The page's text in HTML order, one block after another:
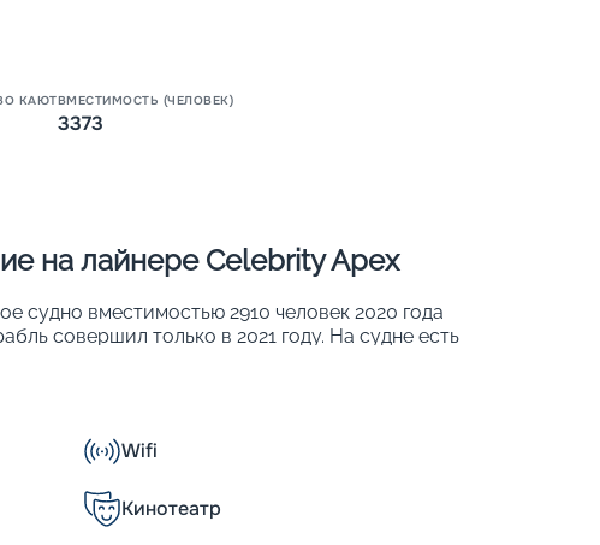
КАЮТВМЕСТИМОСТЬ (ЧЕЛОВЕК)
3373
на лайнере Celebrity Apex
судно вместимостью 2910 человек 2020 года
совершил только в 2021 году. На судне есть
29 ресторанов и кафе, 12 баров и
путешествии, каждая деталь имеет значение. И
Wifi
Кинотеатр